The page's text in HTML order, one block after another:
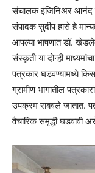
संचालक इंजिनिअर आनंद
संपादक सुदीप हासे हे
आपल्या भाषणात डॉ.
संस्कृती या दोन्ही
पत्रकार घडवण्यामध्ये
ग्रामीण भागातील
उपक्रम राबवले जातात.
वैचारिक समृद्धी घडवावी